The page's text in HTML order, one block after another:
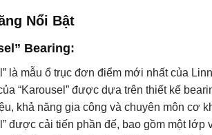
Nổi Bật
Bearing:
là mẫu ổ trục đơn điểm mới nhất của
“Karousel” được dựa trên thiết kế
khả năng gia công và chuyên môn cơ
được cải tiến phần đế, bao gồm một